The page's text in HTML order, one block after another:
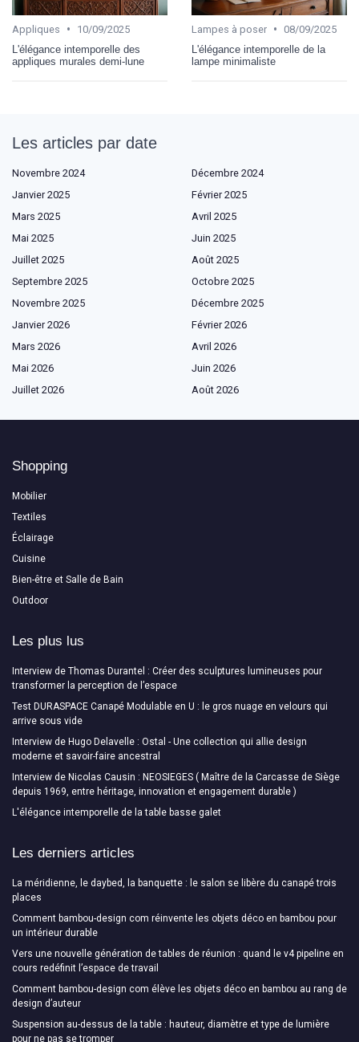
Appliques •
10/09/2025
L'élégance intemporelle des
appliques murales demi-lune
Lampes à poser • 08/09/2025
L'élégance intemporelle de la
lampe minimaliste
Les articles par date
Novembre 2024
Décembre 2024
Janvier 2025
Février 2025
Mars 2025
Avril 2025
Mai 2025
Juin 2025
Juillet 2025
Août 2025
Septembre 2025
Octobre 2025
Novembre 2025
Décembre 2025
Janvier 2026
Février 2026
Mars 2026
Avril 2026
Mai 2026
Juin 2026
Juillet 2026
Août 2026
Shopping
Mobilier
Textiles
Éclairage
Cuisine
Bien-être et Salle de Bain
Outdoor
Les plus lus
Interview de Thomas Durantel : Créer des sculptures lumineuses pour
transformer la perception de l’espace
Test DURASPACE Canapé Modulable en U : le gros nuage en velours qui
arrive sous vide
Interview de Hugo Delavelle : Ostal - Une collection qui allie design
moderne et savoir-faire ancestral
Interview de Nicolas Causin : NEOSIEGES ( Maître de la Carcasse de Siège
depuis 1969, entre héritage, innovation et engagement durable )
L'élégance intemporelle de la table basse galet
Les derniers articles
La méridienne, le daybed, la banquette : le salon se libère du canapé trois
places
Comment bambou-design com réinvente les objets déco en bambou pour
un intérieur durable
Vers une nouvelle génération de tables de réunion : quand le v4 pipeline en
cours redéfinit l’espace de travail
Comment bambou-design com élève les objets déco en bambou au rang de
design d’auteur
Suspension au-dessus de la table : hauteur, diamètre et type de lumière
pour ne pas se tromper